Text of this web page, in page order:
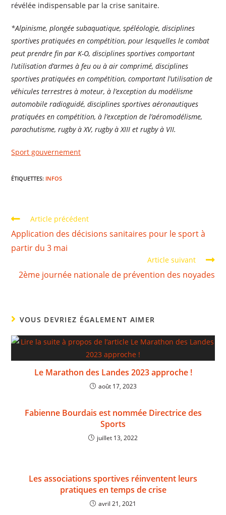
révélée indispensable par la crise sanitaire.
*Alpinisme, plongée subaquatique, spéléologie, disciplines
sportives pratiquées en compétition, pour lesquelles le combat
peut prendre fin par K-O, disciplines sportives comportant
l’utilisation d’armes à feu ou à air comprimé, disciplines
sportives pratiquées en compétition, comportant l’utilisation de
véhicules terrestres à moteur, à l’exception du modélisme
automobile radioguidé, disciplines sportives aéronautiques
pratiquées en compétition, à l’exception de l’aéromodélisme,
parachutisme, rugby à XV, rugby à XIII et rugby à VII.
Sport gouvernement
ÉTIQUETTES: INFOS
Article précédent
Application des décisions sanitaires pour le sport à
partir du 3 mai
Article suivant
2ème journée nationale de prévention des noyades
VOUS DEVRIEZ ÉGALEMENT AIMER
Le Marathon des Landes 2023 approche !
août 17, 2023
Fabienne Bourdais est nommée Directrice des
Sports
juillet 13, 2022
Les associations sportives réinventent leurs
pratiques en temps de crise
avril 21, 2021